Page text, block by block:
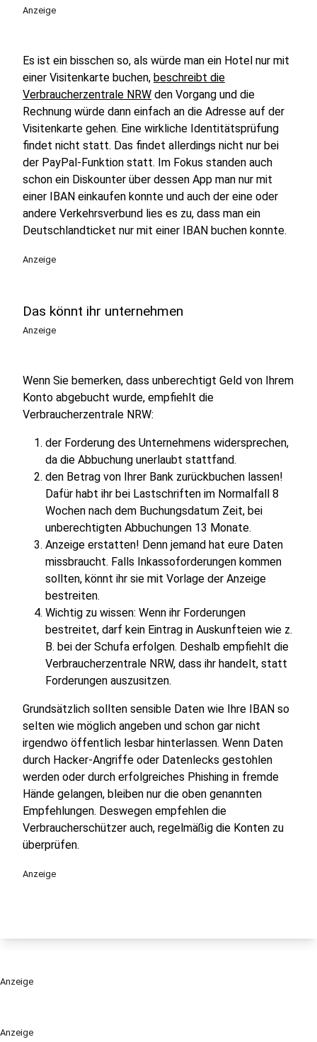
Anzeige
Anzeige
Es ist ein bisschen so, als würde man ein Hotel nur mit
einer Visitenkarte buchen, beschreibt die
Verbraucherzentrale NRW den Vorgang und die
Rechnung würde dann einfach an die Adresse auf der
Visitenkarte gehen. Eine wirkliche Identitätsprüfung
findet nicht statt. Das findet allerdings nicht nur bei
der PayPal-Funktion statt. Im Fokus standen auch
schon ein Diskounter über dessen App man nur mit
einer IBAN einkaufen konnte und auch der eine oder
andere Verkehrsverbund lies es zu, dass man ein
Deutschlandticket nur mit einer IBAN buchen konnte.
Anzeige
Das könnt ihr unternehmen
Anzeige
Wenn Sie bemerken, dass unberechtigt Geld von Ihrem
Konto abgebucht wurde, empfiehlt die
Verbraucherzentrale NRW:
der Forderung des Unternehmens widersprechen,
da die Abbuchung unerlaubt stattfand.
den Betrag von Ihrer Bank zurückbuchen lassen!
Dafür habt ihr bei Lastschriften im Normalfall 8
Wochen nach dem Buchungsdatum Zeit, bei
unberechtigten Abbuchungen 13 Monate.
Anzeige erstatten! Denn jemand hat eure Daten
missbraucht. Falls Inkassoforderungen kommen
sollten, könnt ihr sie mit Vorlage der Anzeige
bestreiten.
Wichtig zu wissen: Wenn ihr Forderungen
bestreitet, darf kein Eintrag in Auskunfteien wie z.
B. bei der Schufa erfolgen. Deshalb empfiehlt die
Verbraucherzentrale NRW, dass ihr handelt, statt
Forderungen auszusitzen.
Grundsätzlich sollten sensible Daten wie Ihre IBAN so
selten wie möglich angeben und schon gar nicht
irgendwo öffentlich lesbar hinterlassen. Wenn Daten
durch Hacker-Angriffe oder Datenlecks gestohlen
werden oder durch erfolgreiches Phishing in fremde
Hände gelangen, bleiben nur die oben genannten
Empfehlungen. Deswegen empfehlen die
Verbraucherschützer auch, regelmäßig die Konten zu
überprüfen.
Anzeige
Anzeige